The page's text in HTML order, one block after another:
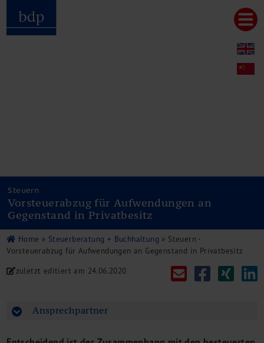
Leistungen
Steuerberatung
Rechtsberatung
Wirtschaftsprüfung
Unternehmensfinanzierung
M&A + Unternehmensnachfolge
China Consulting
Steuern
Vorsteuerabzug für Aufwendungen an
Gegenstand in Privatbesitz
Home » Steuerberatung + Buchhaltung » Steuern -
Vorsteuerabzug für Aufwendungen an Gegenstand in Privatbesitz
zuletzt editiert am 24.06.2020
Ansprechpartner